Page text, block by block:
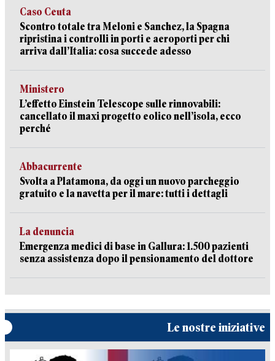
Caso Ceuta
Scontro totale tra Meloni e Sanchez, la Spagna
ripristina i controlli in porti e aeroporti per chi
arriva dall’Italia: cosa succede adesso
Ministero
L’effetto Einstein Telescope sulle rinnovabili:
cancellato il maxi progetto eolico nell’isola, ecco
perché
Abbacurrente
Svolta a Platamona, da oggi un nuovo parcheggio
gratuito e la navetta per il mare: tutti i dettagli
La denuncia
Emergenza medici di base in Gallura: 1.500 pazienti
senza assistenza dopo il pensionamento del dottore
Le nostre iniziative